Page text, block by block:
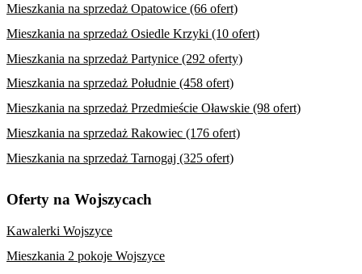
Mieszkania na sprzedaż Opatowice (66 ofert)
Mieszkania na sprzedaż Osiedle Krzyki (10 ofert)
Mieszkania na sprzedaż Partynice (292 oferty)
Mieszkania na sprzedaż Południe (458 ofert)
Mieszkania na sprzedaż Przedmieście Oławskie (98 ofert)
Mieszkania na sprzedaż Rakowiec (176 ofert)
Mieszkania na sprzedaż Tarnogaj (325 ofert)
Oferty na Wojszycach
Kawalerki Wojszyce
Mieszkania 2 pokoje Wojszyce